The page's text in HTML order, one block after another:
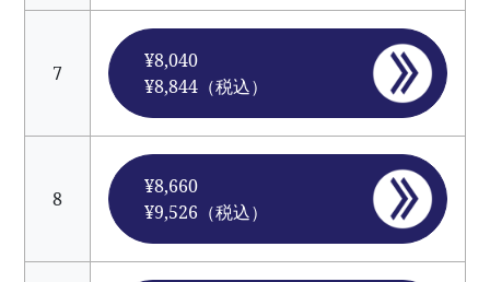
7
¥8,040
¥8,844（税込）
8
¥8,660
¥9,526（税込）